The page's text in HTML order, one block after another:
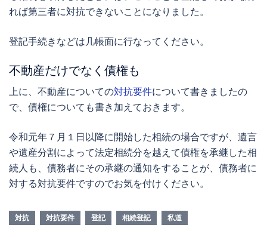
れば第三者に対抗できないことになりました。
登記手続きなどは几帳面に行なってください。
不動産だけでなく債権も
上に、不動産についての対抗要件について書きましたの
で、債権についても書き加えておきます。
令和元年７月１日以降に開始した相続の場合ですが、遺言
や遺産分割によって法定相続分を越えて債権を承継した相
続人も、債務者にその承継の通知をすることが、債務者に
対する対抗要件ですのでお気を付けください。
対抗 対抗要件 登記 相続登記 私道